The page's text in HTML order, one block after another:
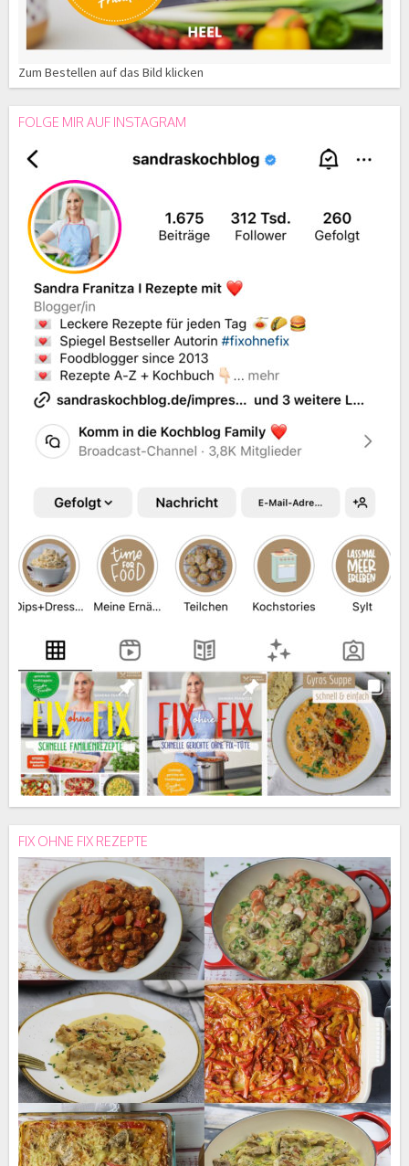
Zum Bestellen auf das Bild klicken
FOLGE MIR AUF INSTAGRAM
FIX OHNE FIX REZEPTE